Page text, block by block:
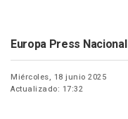
Europa Press Nacional
Miércoles, 18 junio 2025
Actualizado: 17:32